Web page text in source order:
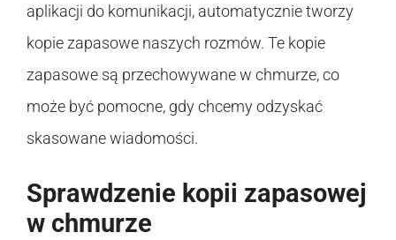
aplikacji do komunikacji, automatycznie tworzy
kopie zapasowe naszych rozmów. Te kopie
zapasowe są przechowywane w chmurze, co
może być pomocne, gdy chcemy odzyskać
skasowane wiadomości.
Sprawdzenie kopii zapasowej
w chmurze